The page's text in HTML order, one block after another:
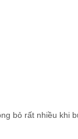
bỏ rất nhiều khi